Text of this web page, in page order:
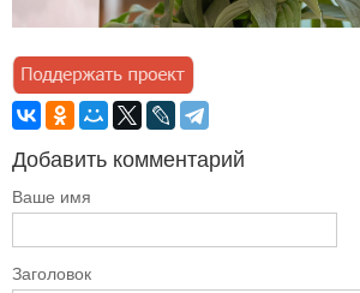
Добавить комментарий
Ваше имя
Заголовок